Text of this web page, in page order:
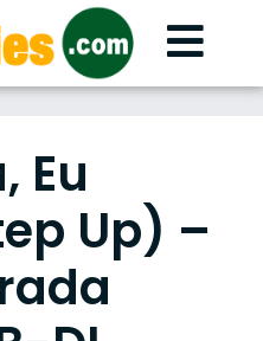
Eu
Up) –